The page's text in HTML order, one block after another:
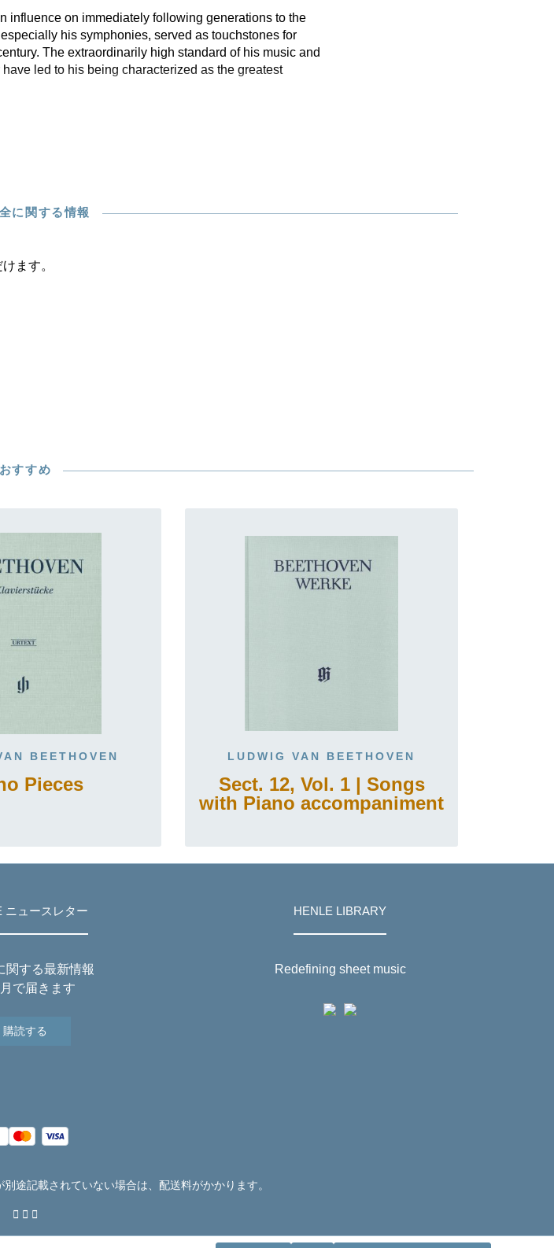
influence on immediately following generations to the
his symphonies, served as touchstones for
The extraordinarily high standard of his music and
led to his being characterized as the greatest
に関する情報
ます。
おすすめ
BEETHOVEN
Pieces
LUDWIG VAN BEETHOVEN
Sect. 12, Vol. 1 | Songs
with Piano accompaniment
ニュースレター
関する最新情報
で届きます
購読する
HENLE LIBRARY
Redefining sheet music
途記載されていない場合は、配送料がかかります。